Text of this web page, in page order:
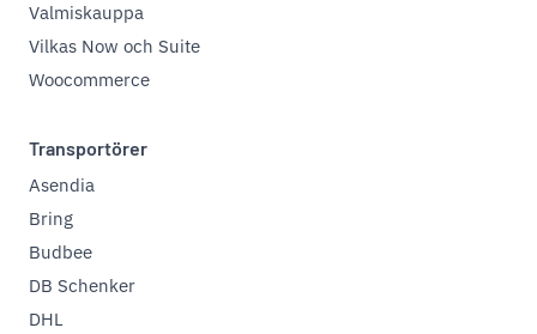
Valmiskauppa
Vilkas Now och Suite
Woocommerce
Transportörer
Asendia
Bring
Budbee
DB Schenker
DHL